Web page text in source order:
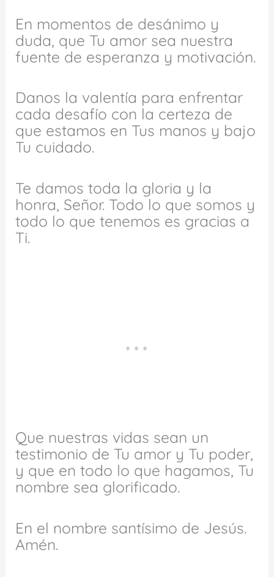
En momentos de desánimo y
duda, que Tu amor sea nuestra
fuente de esperanza y motivación.
Danos la valentía para enfrentar
cada desafío con la certeza de
que estamos en Tus manos y bajo
Tu cuidado.
Te damos toda la gloria y la
honra, Señor. Todo lo que somos y
todo lo que tenemos es gracias a
Ti.
Que nuestras vidas sean un
testimonio de Tu amor y Tu poder,
y que en todo lo que hagamos, Tu
nombre sea glorificado.
En el nombre santísimo de Jesús.
Amén.